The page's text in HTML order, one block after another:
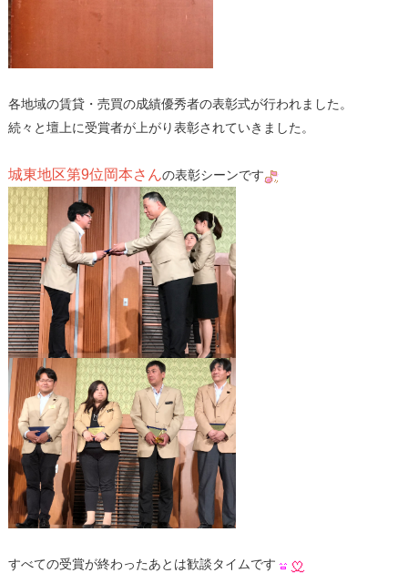
各地域の賃貸・売買の成績優秀者の表彰式が行われました。
続々と壇上に受賞者が上がり表彰されていきました。
城東地区第9位岡本さんの表彰シーンです
すべての受賞が終わったあとは歓談タイムです